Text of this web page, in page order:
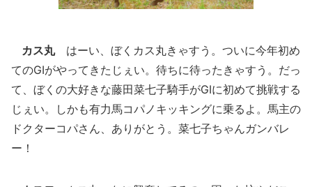
カス丸はーい、ぼくカス丸きゃすう。ついに今年初め
てのGIがやってきたじぇい。待ちに待ったきゃすう。だっ
て、ぼくの大好きな藤田菜七子騎手がGIに初めて挑戦する
じぇい。しかも有力馬コパノキッキングに乗るよ。馬主の
ドクターコパさん、ありがとう。菜七子ちゃんガンバレ
ー！